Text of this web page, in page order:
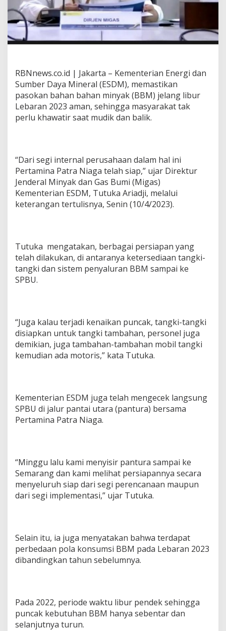
s
t
i
k
a
s
o
k
n
B
m
a
n
M
e
n
n
g
L
e
n
RBNnews.co.id | Jakarta – Kementerian Energi dan
Sumber Daya Mineral (ESDM), memastikan
pasokan bahan bahan minyak (BBM) jelang libur
Lebaran 2023 aman, sehingga masyarakat tak
perlu khawatir saat mudik dan balik.
“Dari segi internal perusahaan dalam hal ini
Pertamina Patra Niaga telah siap,” ujar Direktur
Jenderal Minyak dan Gas Bumi (Migas)
Kementerian ESDM, Tutuka Ariadji, melalui
keterangan tertulisnya, Senin (10/4/2023).
Tutuka mengatakan, berbagai persiapan yang
telah dilakukan, di antaranya ketersediaan tangki-
tangki dan sistem penyaluran BBM sampai ke
SPBU.
“Juga kalau terjadi kenaikan puncak, tangki-tangki
disiapkan untuk tangki tambahan, personel juga
demikian, juga tambahan-tambahan mobil tangki
kemudian ada motoris,” kata Tutuka.
Kementerian ESDM juga telah mengecek langsung
SPBU di jalur pantai utara (pantura) bersama
Pertamina Patra Niaga.
“Minggu lalu kami menyisir pantura sampai ke
Semarang dan kami melihat persiapannya secara
menyeluruh siap dari segi perencanaan maupun
dari segi implementasi,” ujar Tutuka.
Selain itu, ia juga menyatakan bahwa terdapat
perbedaan pola konsumsi BBM pada Lebaran 2023
dibandingkan tahun sebelumnya.
Pada 2022, periode waktu libur pendek sehingga
puncak kebutuhan BBM hanya sebentar dan
selanjutnya turun.